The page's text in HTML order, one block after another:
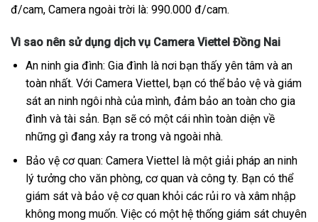
đ/cam, Camera ngoài trời là: 990.000 đ/cam.
Vì sao nên sử dụng dịch vụ Camera Viettel Đồng Nai
An ninh gia đình: Gia đình là nơi bạn thấy yên tâm và an
toàn nhất. Với Camera Viettel, bạn có thể bảo vệ và giám
sát an ninh ngôi nhà của mình, đảm bảo an toàn cho gia
đình và tài sản. Bạn sẽ có một cái nhìn toàn diện về
những gì đang xảy ra trong và ngoài nhà.
Bảo vệ cơ quan: Camera Viettel là một giải pháp an ninh
lý tưởng cho văn phòng, cơ quan và công ty. Bạn có thể
giám sát và bảo vệ cơ quan khỏi các rủi ro và xâm nhập
không mong muốn. Việc có một hệ thống giám sát chuyên